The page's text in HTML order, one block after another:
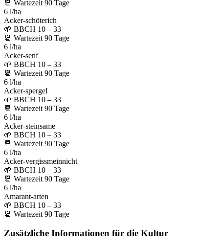
📆 Wartezeit 90 Tage
6 l/ha
Acker-schöterich
🌱 BBCH 10 – 33
📆 Wartezeit 90 Tage
6 l/ha
Acker-senf
🌱 BBCH 10 – 33
📆 Wartezeit 90 Tage
6 l/ha
Acker-spergel
🌱 BBCH 10 – 33
📆 Wartezeit 90 Tage
6 l/ha
Acker-steinsame
🌱 BBCH 10 – 33
📆 Wartezeit 90 Tage
6 l/ha
Acker-vergissmeinnicht
🌱 BBCH 10 – 33
📆 Wartezeit 90 Tage
6 l/ha
Amarant-arten
🌱 BBCH 10 – 33
📆 Wartezeit 90 Tage
Zusätzliche Informationen für die Kultur